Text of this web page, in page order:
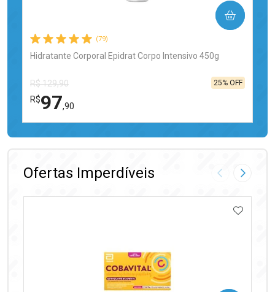
(79)
Hidratante Corporal Epidrat Corpo Intensivo 450g
R$ 129,90
R$97,90
25% OFF
COMPRAR
FECHAR
FECHAR
Ofertas Imperdíveis Imagem